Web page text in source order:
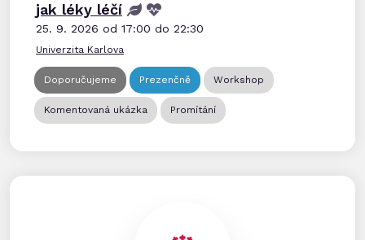
jak léky léčí
25. 9. 2026 od 17:00 do 22:30
Univerzita Karlova
Doporučujeme Prezenčně Workshop
Komentovaná ukázka Promítání